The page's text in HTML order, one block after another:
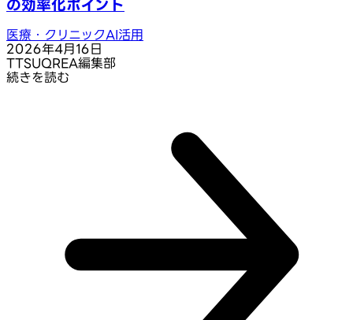
の効率化ポイント
医療・クリニックAI活用
2026年4月16日
TTSUQREA編集部
続きを読む